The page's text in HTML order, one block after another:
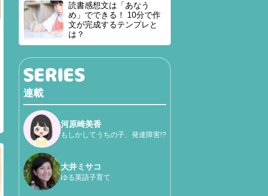
読書感想文は「あなう
め」でできる！ 10分で作
文が完成するテンプレと
は？
連載
河原崎美香
もしかしてうちの子、発達障害!?
大井ミサコ
ゆる英語子育て